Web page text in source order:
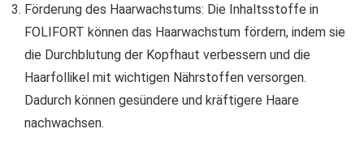
Förderung des Haarwachstums: Die Inhaltsstoffe in
FOLIFORT können das Haarwachstum fördern, indem sie
die Durchblutung der Kopfhaut verbessern und die
Haarfollikel mit wichtigen Nährstoffen versorgen.
Dadurch können gesündere und kräftigere Haare
nachwachsen.